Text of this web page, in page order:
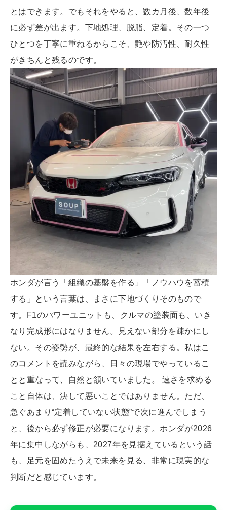
とはできます。でもそれをやると、数カ月後、数年後
に必ず差が出ます。下地処理、脱脂、定着。その一つ
ひとつを丁寧に重ねるからこそ、艶や防汚性、耐久性
がきちんと残るのです。
ホンダが言う「組織の基盤を作る」「ノウハウを蓄積
する」という言葉は、まさに下地づくりそのもので
す。F1のパワーユニットも、クルマの塗装面も、いき
なり完成形にはなりません。見えない部分を疎かにし
ない。その姿勢が、最終的な結果を左右する。私はこ
のコメントを読みながら、日々の現場でやっているこ
とと重なって、自然と頷いていました。 速さを求める
こと自体は、決して悪いことではありません。ただ、
急ぐあまり“定着していない状態”で次に進んでしまう
と、後から必ず修正が必要になります。ホンダが2026
年に集中しながらも、2027年を見据えているという話
も、足元を固めたうえで未来を見る、非常に現実的な
判断だと感じています。